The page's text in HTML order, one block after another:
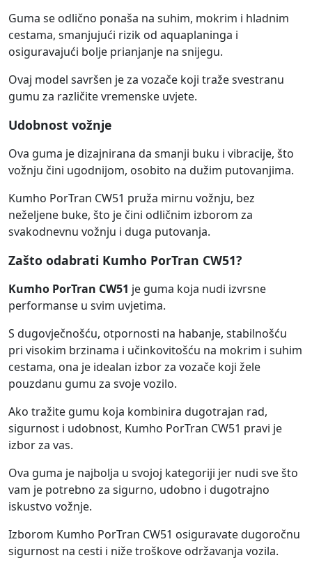
Guma se odlično ponaša na suhim, mokrim i hladnim
cestama, smanjujući rizik od aquaplaninga i
osiguravajući bolje prianjanje na snijegu.
Ovaj model savršen je za vozače koji traže svestranu
gumu za različite vremenske uvjete.
Udobnost vožnje
Ova guma je dizajnirana da smanji buku i vibracije, što
vožnju čini ugodnijom, osobito na dužim putovanjima.
Kumho PorTran CW51 pruža mirnu vožnju, bez
neželjene buke, što je čini odličnim izborom za
svakodnevnu vožnju i duga putovanja.
Zašto odabrati Kumho PorTran CW51?
Kumho PorTran CW51 je guma koja nudi izvrsne
performanse u svim uvjetima.
S dugovječnošću, otpornosti na habanje, stabilnošću
pri visokim brzinama i učinkovitošću na mokrim i suhim
cestama, ona je idealan izbor za vozače koji žele
pouzdanu gumu za svoje vozilo.
Ako tražite gumu koja kombinira dugotrajan rad,
sigurnost i udobnost, Kumho PorTran CW51 pravi je
izbor za vas.
Ova guma je najbolja u svojoj kategoriji jer nudi sve što
vam je potrebno za sigurno, udobno i dugotrajno
iskustvo vožnje.
Izborom Kumho PorTran CW51 osiguravate dugoročnu
sigurnost na cesti i niže troškove održavanja vozila.